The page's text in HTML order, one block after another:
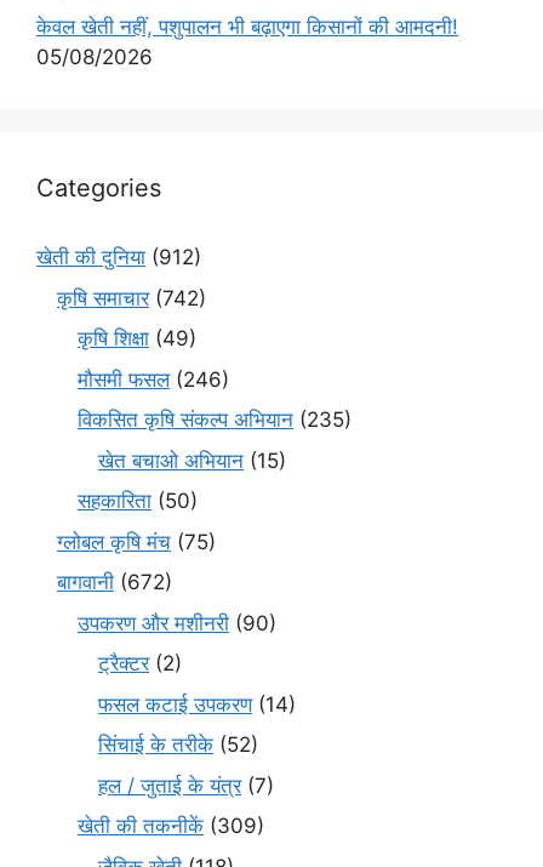
केवल खेती नहीं, पशुपालन भी बढ़ाएगा किसानों की आमदनी!
05/08/2026
Categories
खेती की दुनिया (912)
कृषि समाचार(742)
कृषि शिक्षा (49)
मौसमी फसल(246)
विकसित कृषि संकल्प अभियान (235)
खेत बचाओ अभियान (15)
सहकारिता (50)
ग्लोबल कृषि मंच (75)
बागवानी (672)
उपकरण और मशीनरी (90)
ट्रैक्टर(2)
फसल कटाई उपकरण(14)
सिंचाई के तरीके (52)
हल / जुताई के यंत्र(7)
खेती की तकनीकें (309)